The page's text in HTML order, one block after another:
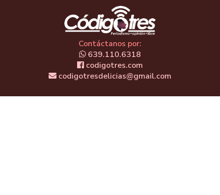
Contáctanos por:
639.110.6318
codigotres.com
codigotresdelicias@gmail.com